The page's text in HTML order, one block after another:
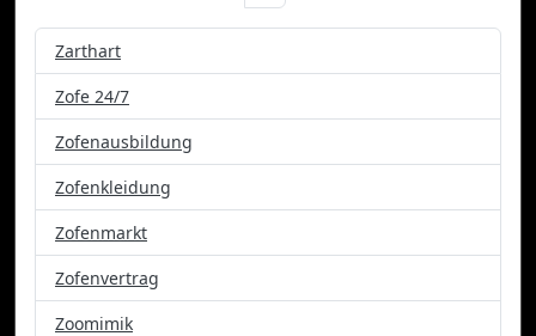
Zarthart
Zofe 24/7
Zofenausbildung
Zofenkleidung
Zofenmarkt
Zofenvertrag
Zoomimik